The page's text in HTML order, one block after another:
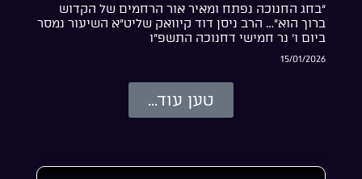
“בחג החנוכה נפתח ומאיר אור הרחמים של הקדוש
ברוך הוא”… הרב ניסן דוד קיוואק שליט”א השיעור נמסר
ביום ו’ נר חמישי דחנוכה התשפ”ו
15/01/2026
טען עוד...